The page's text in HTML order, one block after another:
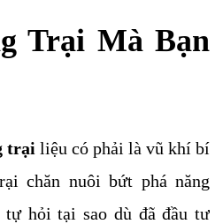
Trại Mà Bạn
trại liệu có phải là vũ khí bí
chăn nuôi bứt phá năng
tự hỏi tại sao dù đã đầu tư